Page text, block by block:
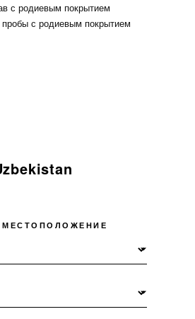
с родиевым покрытием
с родиевым покрытием